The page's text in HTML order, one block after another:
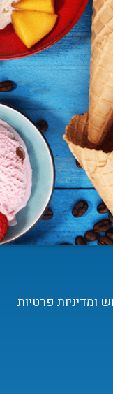
ומדיניות פרטיות